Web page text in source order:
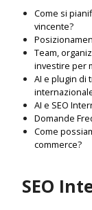
Come si
vincente?
Team,
investire per
AI e plugin di
AI e SEO
Domande
Come
commerce?
SEO